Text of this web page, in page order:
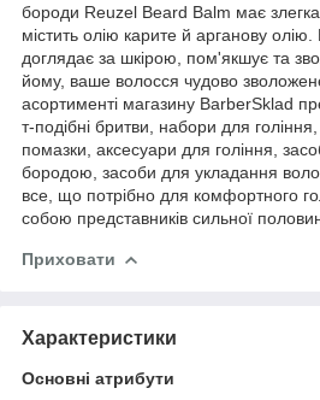
бороди Reuzel Beard Balm має
містить олію карите й арганову
доглядає за шкірою, пом'якшує та
йому, ваше волосся чудово
асортименті магазину BarberSklad
т-подібні бритви, набори для
помазки, аксесуари для гоління,
бородою, засоби для укладання
все, що потрібно для комфортного
собою представників сильної
Приховати
Характеристики
Основні атрибути